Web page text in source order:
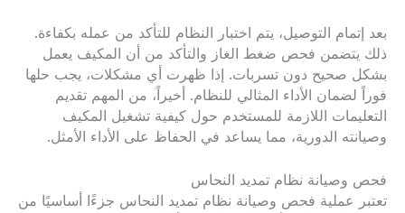
بعد إتمام التوصيل، يتم اختبار النظام للتأكد من عمله بكفاءة.
ذلك يتضمن فحص ضغط الغاز والتأكد من أن المكيف يعمل
بشكل صحيح دون تسربات. إذا ظهرت أي مشكلات، يجب حلها
فوراً لضمان الأداء المثالي للنظام. أخيراً، من المهم تقديم
التعليمات اللازمة للمستخدم حول كيفية تشغيل المكيف
وصيانته الدورية، مما يساعد في الحفاظ على الأداء الأمثل.
فحص وصيانة نظام تمديد النحاس
تعتبر عملية فحص وصيانة نظام تمديد النحاس جزءًا أساسيًا من